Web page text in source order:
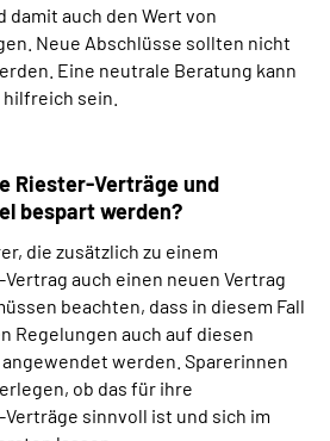
auch den Wert von
Neue Abschlüsse sollten nicht
Eine neutrale Beratung kann
sein.
Riester-Verträge und
bespart werden?
die zusätzlich zu einem
auch einen neuen Vertrag
beachten, dass in diesem Fall
Regelungen auch auf diesen
werden. Sparerinnen
ob das für ihre
sinnvoll ist und sich im